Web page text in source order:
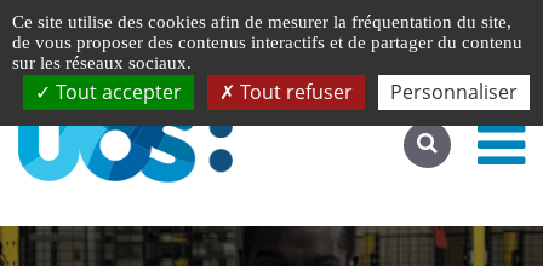
Accéder au site complet English
Ce site utilise des cookies afin de mesurer la fréquentation du site,
de vous proposer des contenus interactifs et de partager du contenu
sur les réseaux sociaux.
Tout accepter Tout refuser Personnaliser